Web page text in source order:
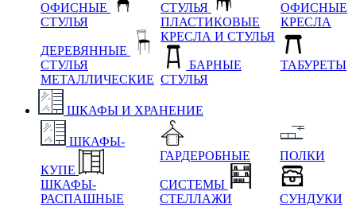
ОФИСНЫЕ
СТУЛЬЯ
ДЕРЕВЯННЫЕ
СТУЛЬЯ
МЕТАЛЛИЧЕСКИЕ
СТУЛЬЯ
ПЛАСТИКОВЫЕ
КРЕСЛА И СТУЛЬЯ
БАРНЫЕ
СТУЛЬЯ
ОФИСНЫЕ
КРЕСЛА
ТАБУРЕТЫ
ШКАФЫ И ХРАНЕНИЕ
ШКАФЫ-
КУПЕ
ШКАФЫ-
РАСПАШНЫЕ
ГАРДЕРОБНЫЕ
СИСТЕМЫ
СТЕЛЛАЖИ
ПОЛКИ
СУНДУКИ